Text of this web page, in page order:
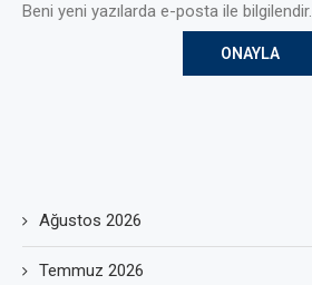
Beni yeni yazılarda e-posta ile bilgilendir.
Ağustos 2026
Temmuz 2026